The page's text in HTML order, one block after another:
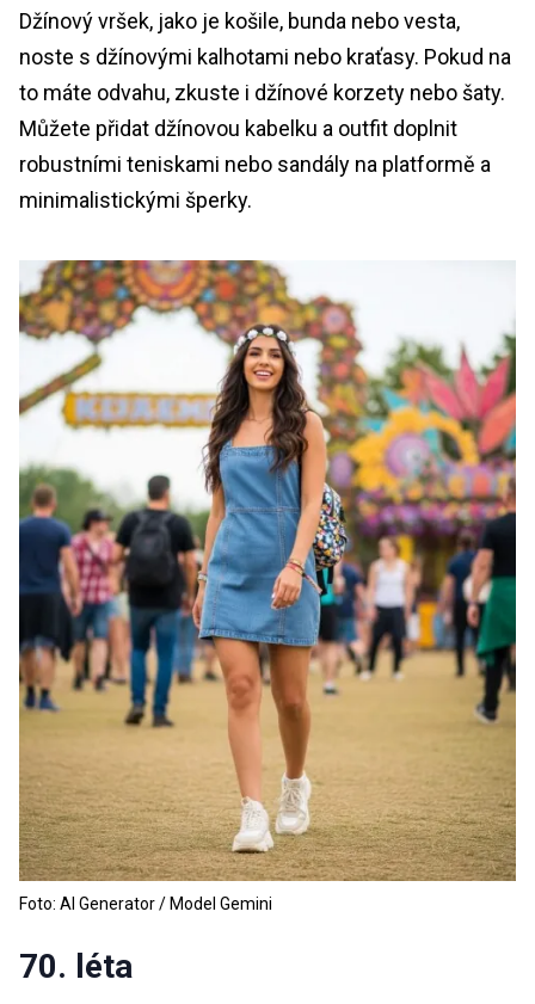
Džínový vršek, jako je košile, bunda nebo vesta,
noste s džínovými kalhotami nebo kraťasy. Pokud na
to máte odvahu, zkuste i džínové korzety nebo šaty.
Můžete přidat džínovou kabelku a outfit doplnit
robustními teniskami nebo sandály na platformě a
minimalistickými šperky.
Foto: AI Generator / Model Gemini
70. léta